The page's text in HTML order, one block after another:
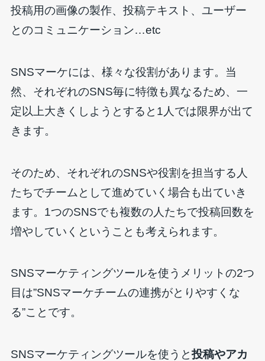
投稿用の画像の製作、投稿テキスト、ユーザー
とのコミュニケーション…etc
SNSマーケには、様々な役割があります。当
然、それぞれのSNS毎に特徴も異なるため、一
定以上大きくしようとすると1人では限界が出て
きます。
そのため、それぞれのSNSや役割を担当する人
たちでチームとして進めていく場合も出ていき
ます。1つのSNSでも複数の人たちで投稿回数を
増やしていくということも考えられます。
SNSマーケティングツールを使うメリットの2つ
目は”SNSマーケチームの連携がとりやすくな
る”ことです。
SNSマーケティングツールを使うと投稿やアカ